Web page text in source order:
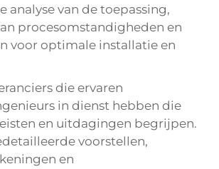
analyse van de toepassing,
procesomstandigheden en
voor optimale installatie en
die ervaren
in dienst hebben die
en uitdagingen begrijpen.
voorstellen,
en